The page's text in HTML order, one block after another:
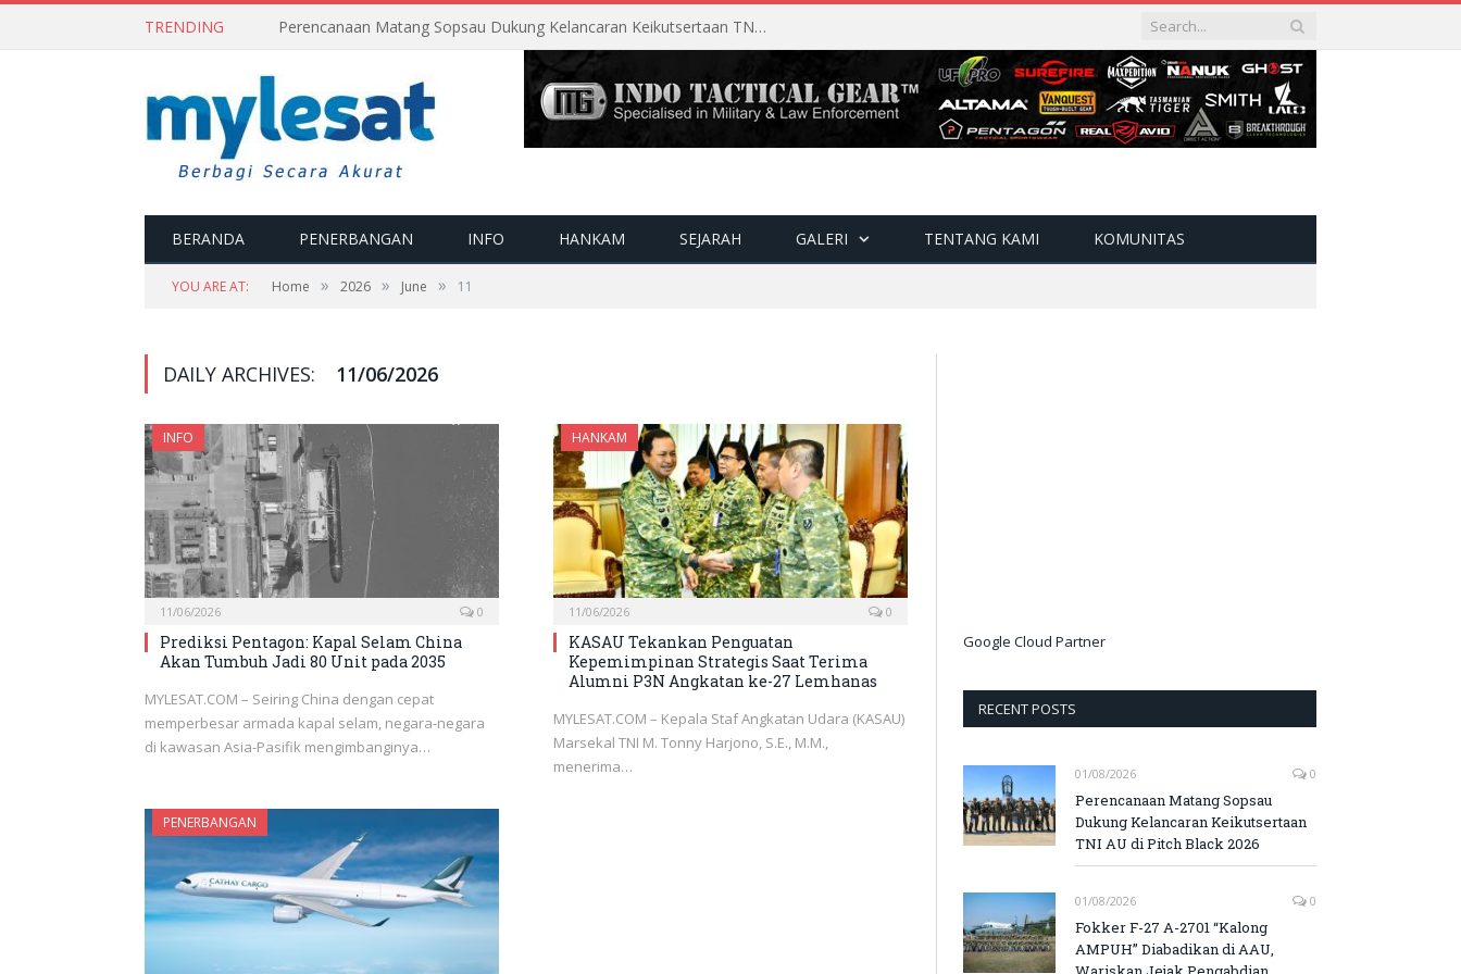
TRENDING Perencanaan Matang Sopsau Dukung Kelancaran Keikutsertaan TNI AU di Pitch Black 2026
BERANDA PENERBANGAN INFO HANKAM SEJARAH GALERI TENTANG KAMI KOMUNITAS
YOU ARE AT: Home » 2026 » June » 11
DAILY ARCHIVES: 11/06/2026
INFO
11/06/2026 0
Prediksi Pentagon: Kapal Selam China
Akan Tumbuh Jadi 80 Unit pada 2035
MYLESAT.COM – Seiring China dengan cepat
memperbesar armada kapal selam, negara-negara
di kawasan Asia-Pasifik mengimbanginya…
HANKAM
11/06/2026 0
KASAU Tekankan Penguatan
Kepemimpinan Strategis Saat Terima
Alumni P3N Angkatan ke-27 Lemhanas
MYLESAT.COM – Kepala Staf Angkatan Udara (KASAU)
Marsekal TNI M. Tonny Harjono, S.E., M.M.,
menerima…
PENERBANGAN
Google Cloud Partner
RECENT POSTS
01/08/2026 0
Perencanaan Matang Sopsau
Dukung Kelancaran Keikutsertaan
TNI AU di Pitch Black 2026
01/08/2026 0
Fokker F-27 A-2701 “Kalong
AMPUH” Diabadikan di AAU,